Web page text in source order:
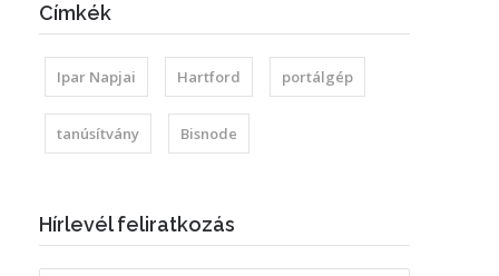
Címkék
Ipar Napjai Hartford portálgép
tanúsítvány Bisnode
Hírlevél feliratkozás